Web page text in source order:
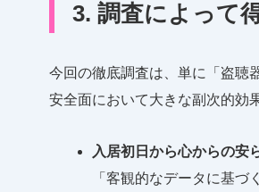
3. 調査によって
今回の徹底調査は、単に「盗聴
安全面において大きな副次的効
入居初日から心からの安
「客観的なデータに基